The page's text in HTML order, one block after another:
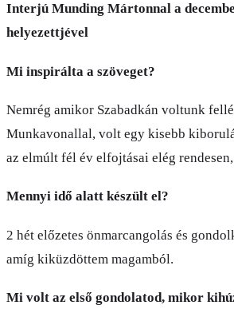
Interjú Munding Mártonnal a
helyezettjével
Mi inspirálta a szöveget?
Nemrég amikor Szabadkán voltunk
Munkavonallal, volt egy kisebb
az elmúlt fél év elfojtásai elég
Mennyi idő alatt készült el?
2 hét előzetes önmarcangolás és
amíg kiküzdöttem magamból.
Mi volt az első gondolatod, mikor